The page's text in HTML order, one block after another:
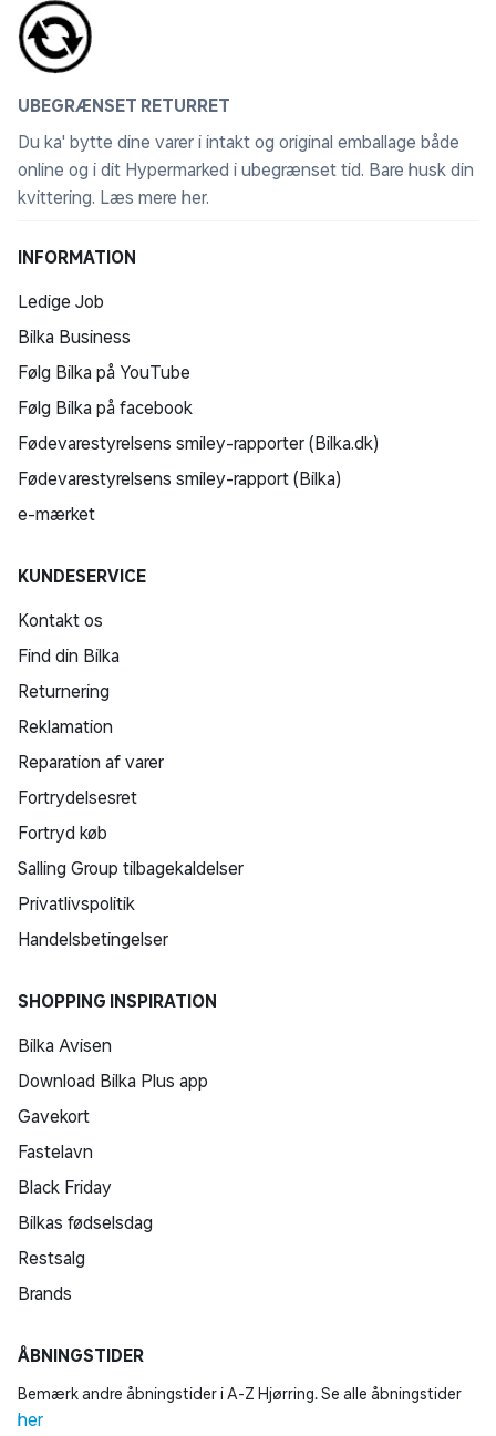
UBEGRÆNSET RETURRET
Du ka' bytte dine varer i intakt og original emballage både
online og i dit Hypermarked i ubegrænset tid. Bare husk din
kvittering. Læs mere her.
INFORMATION
Ledige Job
Bilka Business
Følg Bilka på YouTube
Følg Bilka på facebook
Fødevarestyrelsens smiley-rapporter (Bilka.dk)
Fødevarestyrelsens smiley-rapport (Bilka)
e-mærket
KUNDESERVICE
Kontakt os
Find din Bilka
Returnering
Reklamation
Reparation af varer
Fortrydelsesret
Fortryd køb
Salling Group tilbagekaldelser
Privatlivspolitik
Handelsbetingelser
SHOPPING INSPIRATION
Bilka Avisen
Download Bilka Plus app
Gavekort
Fastelavn
Black Friday
Bilkas fødselsdag
Restsalg
Brands
ÅBNINGSTIDER
Bemærk andre åbningstider i A-Z Hjørring. Se alle åbningstider
her